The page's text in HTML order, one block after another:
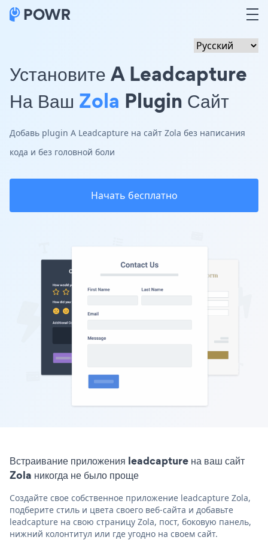
Установите A Leadcapture
На Ваш Zola Plugin Сайт
Добавь plugin A Leadcapture на сайт Zola без написания
кода и без головной боли
Начать бесплатно
Встраивание приложения leadcapture на ваш сайт
Zola никогда не было проще
Создайте свое собственное приложение leadcapture Zola,
подберите стиль и цвета своего веб-сайта и добавьте
leadcapture на свою страницу Zola, пост, боковую панель,
нижний колонтитул или где угодно на своем сайт.